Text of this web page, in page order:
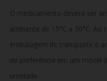
O medicamento deverá ser
ambiente de 15°C a 30°C.
embalagem de transporte e
de preferência em um móvel
umidade.